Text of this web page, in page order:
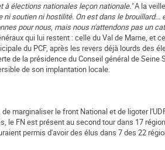
à élections nationales leçon nationale."A la
soutien ni hostilité. On est dans le
pour nous, mais nous n'attendons pas un
qui lui restent : celle du Val de Marne, et
du PCF, après les revers déjà lourds des
de la présidence du Conseil général de Seine
de son implantation locale.
marginaliser le front National et de ligoter
FN est présent au second tour dans 17
permis d'avoir des élus dans 7 des 22